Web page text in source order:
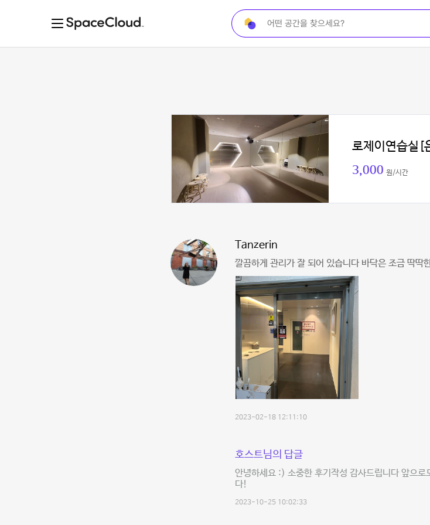
로제이연습실[
3,000 원/시간
Tanzerin
깔끔하게 관리가 잘 되어 있습니다 바닥은 조금 딱딱
2023-02-18 12:11:10
호스트님의 답글
안녕하세요 :) 소중한 후기작성 감사드립니다 앞으로
다!
2023-10-25 10:02:33